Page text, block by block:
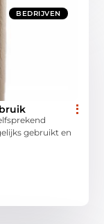
BEDRIJVEN
gebruikt en